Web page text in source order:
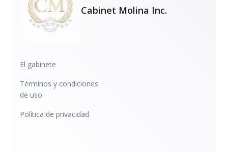
Cabinet Molina Inc.
El gabinete
Términos y condiciones
de uso
Política de privacidad